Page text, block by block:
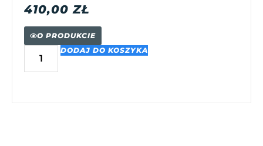
410,00ZŁ
O PRODUKCIE
DODAJ DO KOSZYKA